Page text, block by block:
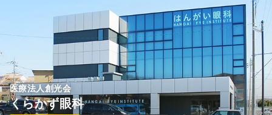
医療法人創光会
くらかず眼科